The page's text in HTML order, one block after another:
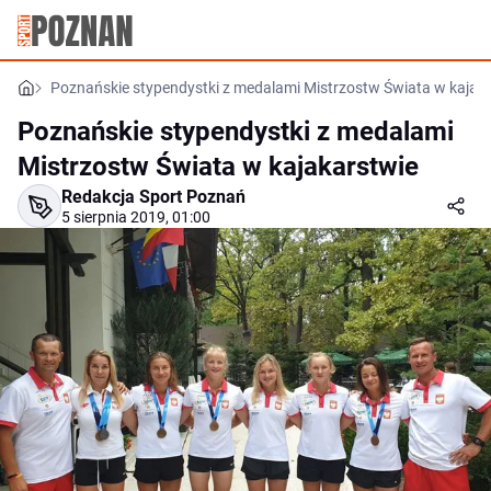
Poznańskie stypendystki z medalami Mistrzostw Świata w
Poznańskie stypendystki z medalami
Mistrzostw Świata w kajakarstwie
Redakcja Sport Poznań
5 sierpnia 2019, 01:00